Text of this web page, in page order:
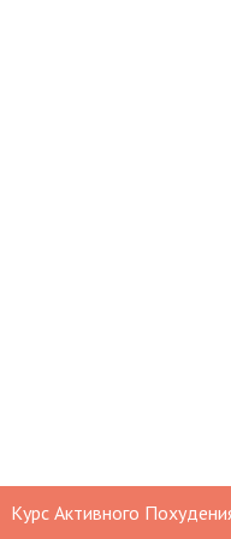
Курс Активного